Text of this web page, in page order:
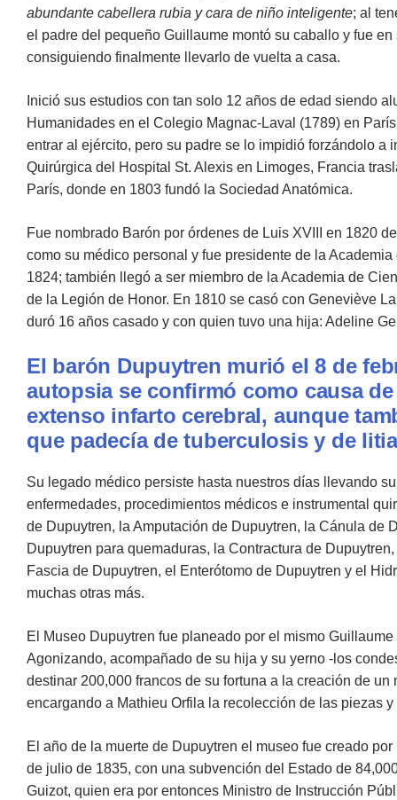
abundante cabellera rubia y cara de niño inteligente; al
el padre del pequeño Guillaume montó su caballo y fue
consiguiendo finalmente llevarlo de vuelta a casa.
Inició sus estudios con tan solo 12 años de edad siendo
Humanidades en el Colegio Magnac-Laval (1789) en
entrar al ejército, pero su padre se lo impidió forzándolo a
Quirúrgica del Hospital St. Alexis en Limoges, Francia
París, donde en 1803 fundó la Sociedad Anatómica.
Fue nombrado Barón por órdenes de Luis XVIII en 1820
como su médico personal y fue presidente de la
1824; también llegó a ser miembro de la Academia de
de la Legión de Honor. En 1810 se casó con Geneviève
duró 16 años casado y con quien tuvo una hija: Adeline
El barón Dupuytren murió el 8 de
autopsia se confirmó como causa
extenso infarto cerebral, aunque
que padecía de tuberculosis y de
Su legado médico persiste hasta nuestros días llevando
enfermedades, procedimientos médicos e instrumental
de Dupuytren, la Amputación de Dupuytren, la Cánula de
Dupuytren para quemaduras, la Contractura de
Fascia de Dupuytren, el Enterótomo de Dupuytren y el
muchas otras más.
El Museo Dupuytren fue planeado por el mismo
Agonizando, acompañado de su hija y su yerno -los
destinar 200,000 francos de su fortuna a la creación de
encargando a Mathieu Orfila la recolección de las piezas
El año de la muerte de Dupuytren el museo fue creado
de julio de 1835, con una subvención del Estado de
Guizot, quien era por entonces Ministro de Instrucción